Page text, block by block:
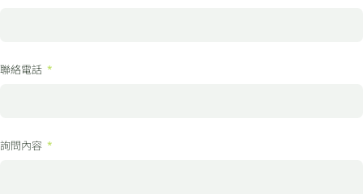
聯絡電話
詢問內容